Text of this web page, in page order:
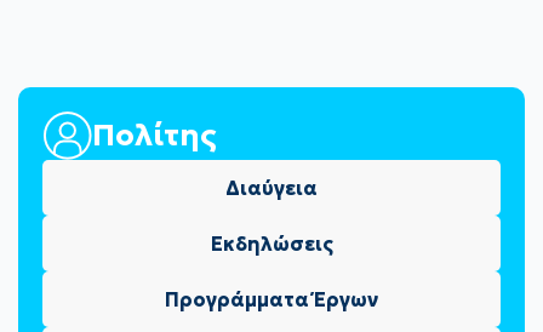
Πολίτης
Διαύγεια
Εκδηλώσεις
Προγράμματα Έργων